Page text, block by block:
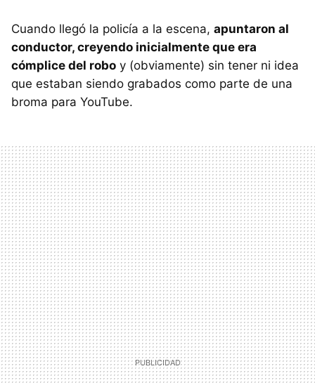
Cuando llegó la policía a la escena, apuntaron al
conductor, creyendo inicialmente que era
cómplice del robo y (obviamente) sin tener ni idea
que estaban siendo grabados como parte de una
broma para YouTube.